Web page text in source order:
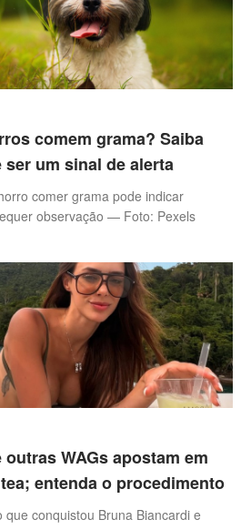
comem grama? Saiba
um sinal de alerta
comer grama pode indicar
observação — Foto: Pexels
WAGs apostam em
entenda o procedimento
conquistou Bruna Biancardi e